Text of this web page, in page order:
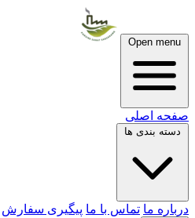
Open menu
صفحه اصلی
دسته بندی ها
درباره ما تماس با ما پیگیری سفارش